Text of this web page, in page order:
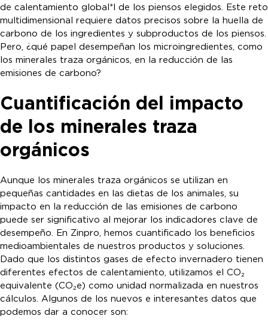
de calentamiento global*l de los piensos elegidos. Este reto
multidimensional requiere datos precisos sobre la huella de
carbono de los ingredientes y subproductos de los piensos.
Pero, ¿qué papel desempeñan los microingredientes, como
los minerales traza orgánicos, en la reducción de las
emisiones de carbono?
Cuantificación del impacto
de los minerales traza
orgánicos
Aunque los minerales traza orgánicos se utilizan en
pequeñas cantidades en las dietas de los animales, su
impacto en la reducción de las emisiones de carbono
puede ser significativo al mejorar los indicadores clave de
desempeño. En Zinpro, hemos cuantificado los beneficios
medioambientales de nuestros productos y soluciones.
Dado que los distintos gases de efecto invernadero tienen
diferentes efectos de calentamiento, utilizamos el CO₂
equivalente (CO₂e) como unidad normalizada en nuestros
cálculos. Algunos de los nuevos e interesantes datos que
podemos dar a conocer son: